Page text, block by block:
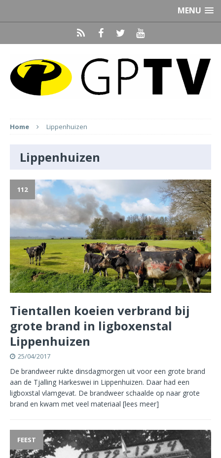
MENU
Home Lippenhuizen
Lippenhuizen
112
Tientallen koeien verbrand bij
grote brand in ligboxenstal
Lippenhuizen
25/04/2017
De brandweer rukte dinsdagmorgen uit voor een grote brand
aan de Tjalling Harkeswei in Lippenhuizen. Daar had een
ligboxstal vlamgevat. De brandweer schaalde op naar grote
brand en kwam met veel materiaal [lees meer]
FEEST